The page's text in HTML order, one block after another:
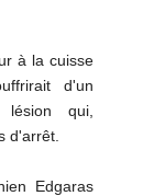
à la cuisse
d'un
lésion qui,
d'arrêt.
Edgaras